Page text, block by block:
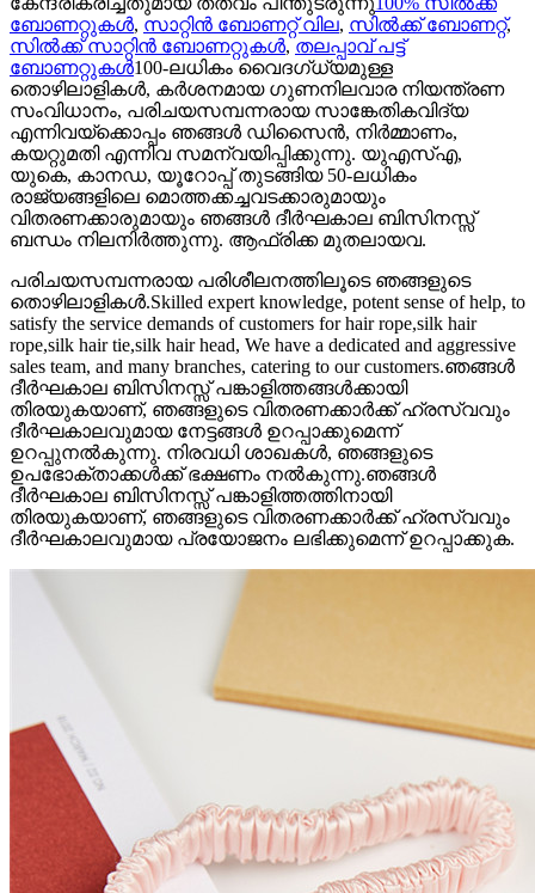
ബോണറ്റുകൾ, സാറ്റിൻ ബോണറ്റ് വില, സിൽക്ക് ബോണറ്റ്,
സിൽക്ക് സാറ്റിൻ ബോണറ്റുകൾ, തലപ്പാവ് പട്ട്
ബോണറ്റുകൾ100-ലധികം വൈദഗ്‌ധ്യമുള്ള
തൊഴിലാളികൾ, കർശനമായ ഗുണനിലവാര നിയന്ത്രണ
സംവിധാനം, പരിചയസമ്പന്നരായ സാങ്കേതികവിദ്യ
എന്നിവയ്‌ക്കൊപ്പം ഞങ്ങൾ ഡിസൈൻ, നിർമ്മാണം,
കയറ്റുമതി എന്നിവ സമന്വയിപ്പിക്കുന്നു. യുഎസ്എ,
യുകെ, കാനഡ, യൂറോപ്പ് തുടങ്ങിയ 50-ലധികം
രാജ്യങ്ങളിലെ മൊത്തക്കച്ചവടക്കാരുമായും
വിതരണക്കാരുമായും ഞങ്ങൾ ദീർഘകാല ബിസിനസ്സ്
ബന്ധം നിലനിർത്തുന്നു. ആഫ്രിക്ക മുതലായവ.
പരിചയസമ്പന്നരായ പരിശീലനത്തിലൂടെ ഞങ്ങളുടെ
തൊഴിലാളികൾ.Skilled expert knowledge, potent sense of help, to
satisfy the service demands of customers for hair rope,silk hair
rope,silk hair tie,silk hair head, We have a dedicated and aggressive
sales team, and many branches, catering to our customers.ഞങ്ങൾ
ദീർഘകാല ബിസിനസ്സ് പങ്കാളിത്തങ്ങൾക്കായി
തിരയുകയാണ്, ഞങ്ങളുടെ വിതരണക്കാർക്ക് ഹ്രസ്വവും
ദീർഘകാലവുമായ നേട്ടങ്ങൾ ഉറപ്പാക്കുമെന്ന്
ഉറപ്പുനൽകുന്നു. നിരവധി ശാഖകൾ, ഞങ്ങളുടെ
ഉപഭോക്താക്കൾക്ക് ഭക്ഷണം നൽകുന്നു.ഞങ്ങൾ
ദീർഘകാല ബിസിനസ്സ് പങ്കാളിത്തത്തിനായി
തിരയുകയാണ്, ഞങ്ങളുടെ വിതരണക്കാർക്ക് ഹ്രസ്വവും
ദീർഘകാലവുമായ പ്രയോജനം ലഭിക്കുമെന്ന് ഉറപ്പാക്കുക.